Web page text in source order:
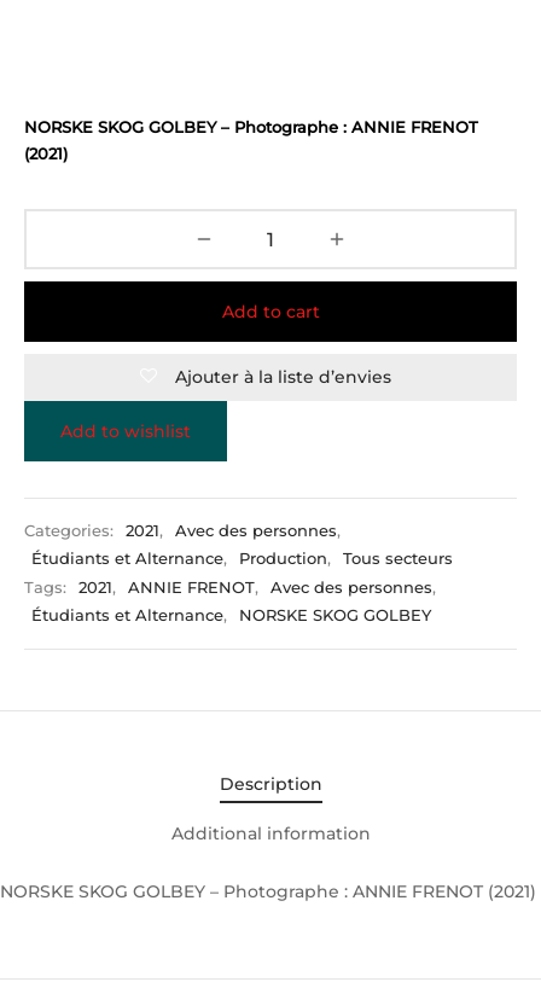
NORSKE SKOG GOLBEY – Photographe : ANNIE FRENOT
(2021)
Add to cart
Ajouter à la liste d’envies
Add to wishlist
Categories: 2021, Avec des personnes,
Étudiants et Alternance, Production,
Tous secteurs
Tags:
2021, ANNIE FRENOT, Avec des personnes,
Étudiants et Alternance, NORSKE SKOG GOLBEY
Description
Additional information
NORSKE SKOG GOLBEY – Photographe : ANNIE FRENOT (2021)